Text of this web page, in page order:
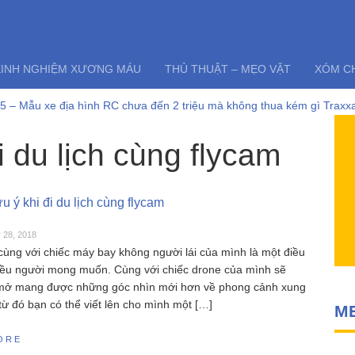
NGHIỆM XƯƠNG MÁU THỦ THUẬT – MẸO VẶT XÓM
– Mẫu xe địa hình RC chưa đến 2 triệu mà không thua kém gì
điều khiển từ xa FT011 có còn đáng mua khi SR65 đã quá bá đạo?
16303 – Đúng nhận sai cãi liệu có nên mua siêu phẩm xe drift
RC HOBBY – Chia sẻ kinh nghiệm toàn tập cho người mới chơi mô
lịch cùng flycam
ý khi đi du lịch cùng flycam
28, 2018
với chiếc máy bay không người lái của mình là một điều
người mong muốn. Cùng với chiếc drone của mình sẽ
mang được những góc nhìn mới hơn về phong cảnh xung
đó bạn có thể viết lên cho mình một […]